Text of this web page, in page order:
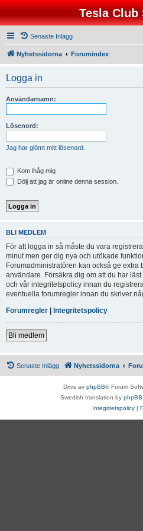
Tesla Club
Senaste Inlägg
Nyhetssidorna Forumindex
Logga in
Användarnamn:
Lösenord:
Jag har glömt mitt lösenord.
Kom ihåg mig
Dölj att jag är online denna session.
BLI MEDLEM
För att logga in så måste du vara
minut men ger dig nya och utökade
Forumadministratören kan också ge extra
användare. Försäkra dig om att du har
och vår integritetspolicy innan du
eventuella forumregler innan du skriver
Forumregler | Integritetspolicy
Bli medlem
Senaste Inlägg Nyhetssidorna
Drivs av phpBB® Forum
Swedish translation by
Integritetspolicy |